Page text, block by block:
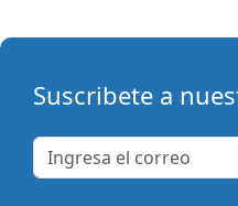
Suscribete a